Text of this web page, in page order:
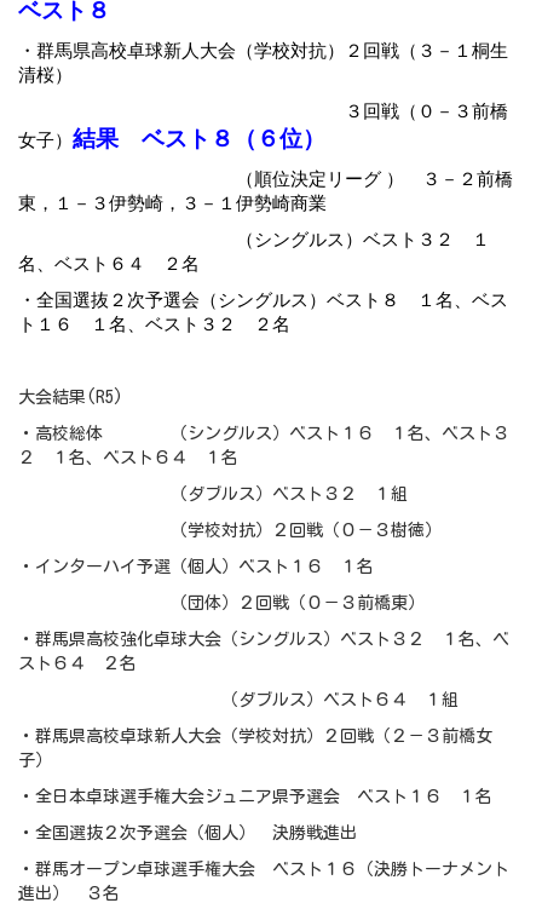
ベスト８
・群馬県高校卓球新人大会（学校対抗）２回戦（３－１桐生
清桜）
３回戦（０－３前橋
女子） 結果 ベスト８（６位）
（順位決定リーグ ） ３－２前橋
東，１－３伊勢崎，３－１伊勢崎商業
（シングルス）ベスト３２ １
名、ベスト６４ ２名
・全国選抜２次予選会（シングルス）ベスト８ １名、ベス
ト１６ １名、ベスト３２ ２名
大会結果(R5)
・高校総体 （シングルス）ベスト１６ １名、ベスト３
２ １名、ベスト６４ １名
（ダブルス）ベスト３２ １組
（学校対抗）２回戦（０－３樹徳）
・インターハイ予選（個人）ベスト１６ １名
（団体）２回戦（０－３前橋東）
・群馬県高校強化卓球大会（シングルス）ベスト３２ １名、ベ
スト６４ ２名
（ダブルス）ベスト６４ １組
・群馬県高校卓球新人大会（学校対抗）２回戦（２－３前橋女
子）
・全日本卓球選手権大会ジュニア県予選会 ベスト１６ １名
・全国選抜２次予選会（個人） 決勝戦進出
・群馬オープン卓球選手権大会 ベスト１６（決勝トーナメント
進出） ３名